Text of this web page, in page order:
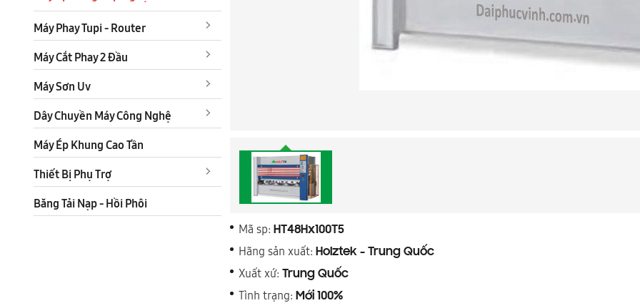
Máy Phay Tupi - Router
Máy Cắt Phay 2 Đầu
Máy Sơn Uv
Dây Chuyền Máy Công Nghệ
Máy Ép Khung Cao Tần
Thiết Bị Phụ Trợ
Băng Tải Nạp - Hồi Phôi
Mã sp: HT48Hx100T5
Hãng sản xuất: Holztek - Trung Quốc
Xuất xứ: Trung Quốc
Tình trạng: Mới 100%